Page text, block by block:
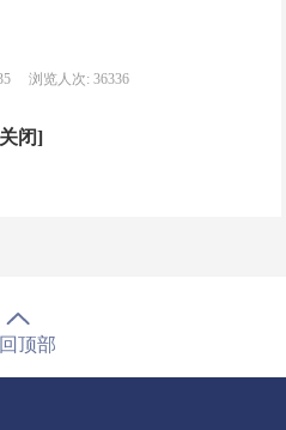
浏览人次: 36336
闭]
顶部